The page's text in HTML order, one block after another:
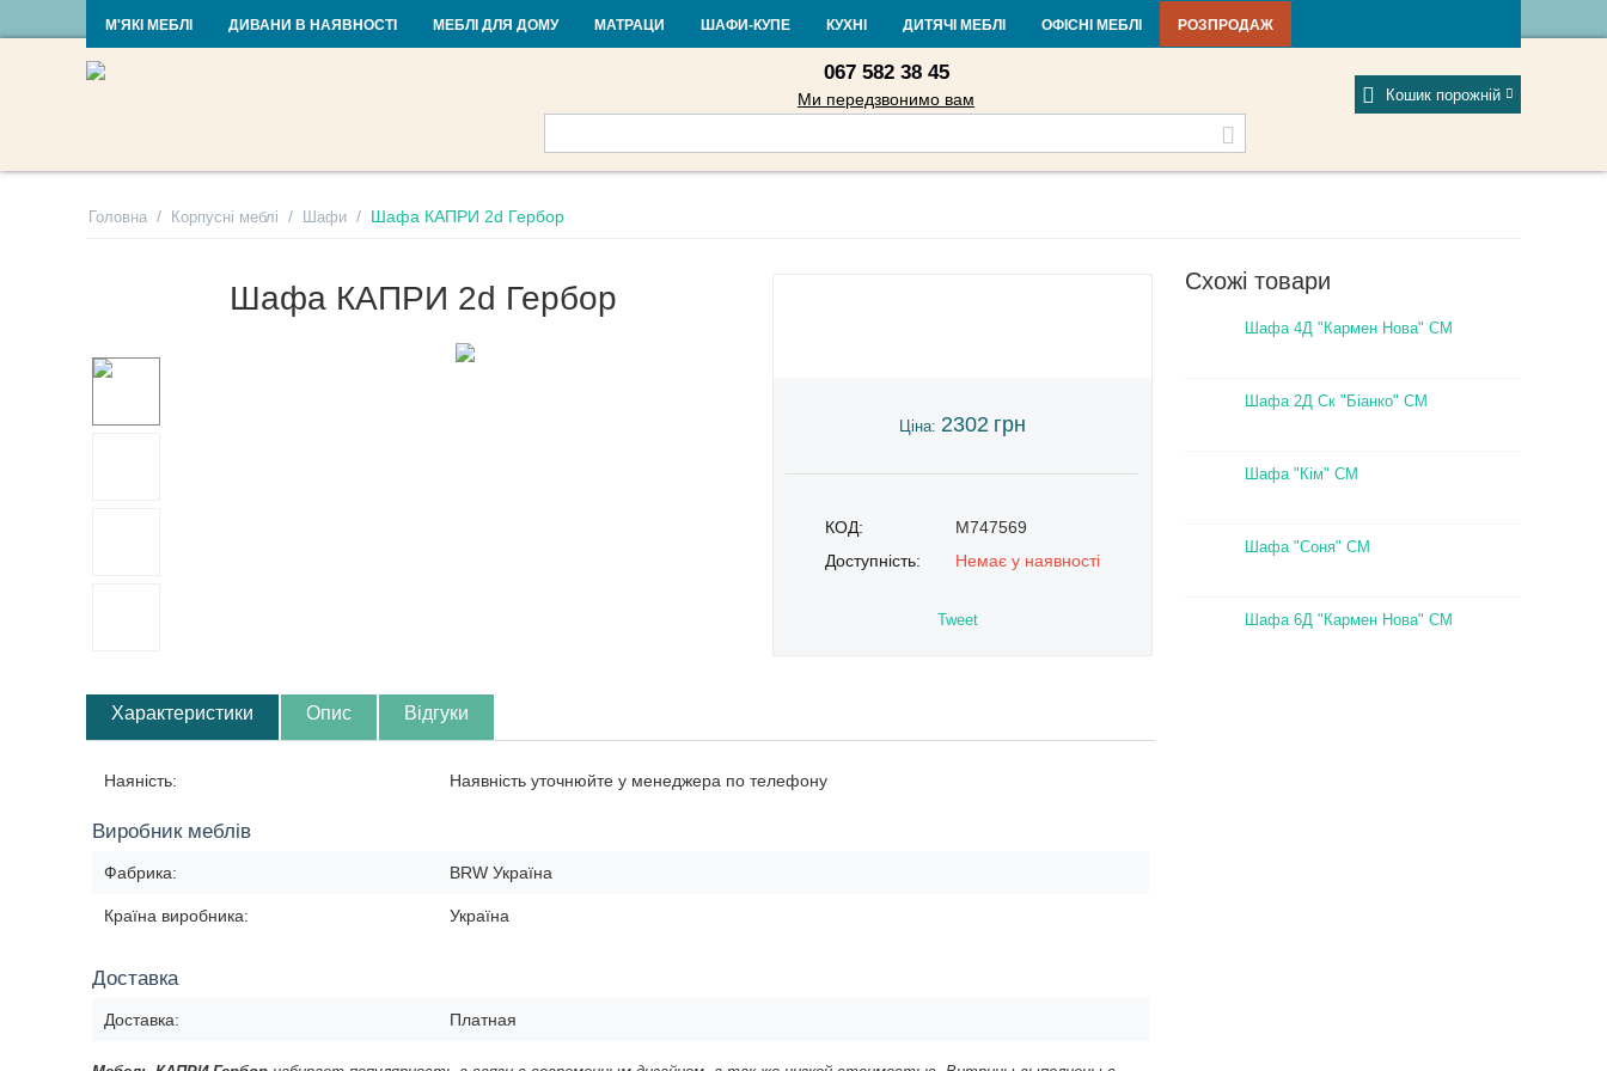
RU UA Контакти Доставка і оплата Гарантія та повернення Кредит Статті та новини Фабрики
067 582 38 45
Ми передзвонимо вам Кошик порожній
М'ЯКІ МЕБЛІ ДИВАНИ В НАЯВНОСТІ МЕБЛІ ДЛЯ ДОМУ МАТРАЦИ ШАФИ-КУПЕ КУХНІ ДИТЯЧІ МЕБЛІ ОФІСНІ МЕБЛІ РОЗПРОДАЖ
Головна / Корпусні меблі / Шафи / Шафа КАПРИ 2d Гербор
Шафа КАПРИ 2d Гербор
Ціна: 2302 грн
КОД:
M747569
Доступність:
Немає у наявності
Tweet
Характеристики Опис Відгуки
Наяність: Наявність уточнюйте у менеджера по телефону
Виробник меблів
Фабрика: BRW Україна
Країна виробника: Україна
Доставка
Доставка: Платная
Схожі товари
Шафа 4Д "Кармен Нова" СМ
Шафа 2Д Ск "Біанко" СМ
Шафа "Кім" СМ
Шафа "Соня" СМ
Шафа 6Д "Кармен Нова" СМ